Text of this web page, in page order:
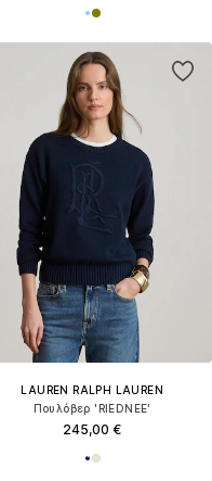
LAUREN RALPH LAUREN
Πουλόβερ 'RIEDNEE'
245,00 €